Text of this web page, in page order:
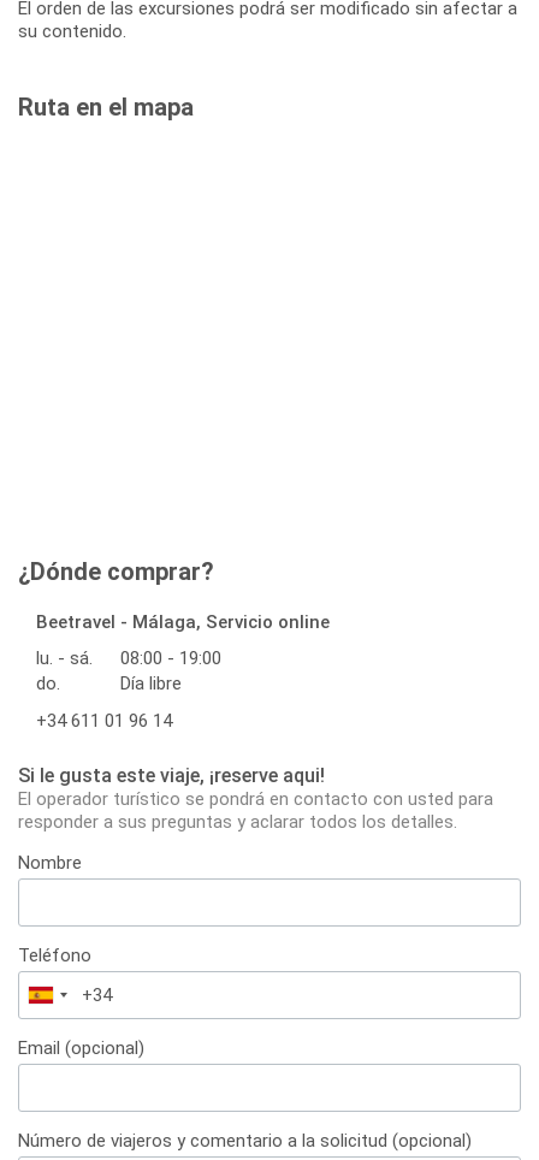
El orden de las excursiones podrá ser modificado sin afectar a
su contenido.
Ruta en el mapa
¿Dónde comprar?
Beetravel - Málaga, Servicio online
lu. - sá.
08:00 - 19:00
do.
Día libre
+34 611 01 96 14
Si le gusta este viaje, ¡reserve aqui!
El operador turístico se pondrá en contacto con usted para
responder a sus preguntas y aclarar todos los detalles.
Nombre
Teléfono
España
+34
Email (opcional)
Número de viajeros y comentario a la solicitud (opcional)